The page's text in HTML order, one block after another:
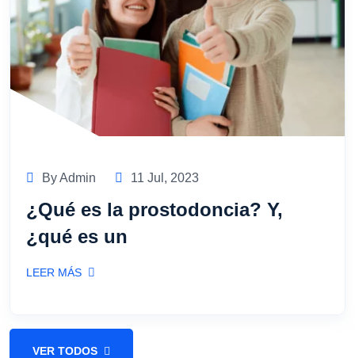
By Admin 11 Jul, 2023
¿Qué es la prostodoncia? Y,
¿qué es un
LEER MÁS
VER TODOS